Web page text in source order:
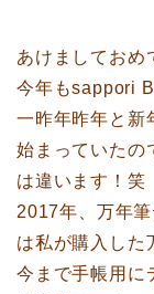
あけましておめ
今年もsappori
一昨年昨年と新
始まっていたの
は違います！笑
2017年、万年
は私が購入した
今まで手帳用に